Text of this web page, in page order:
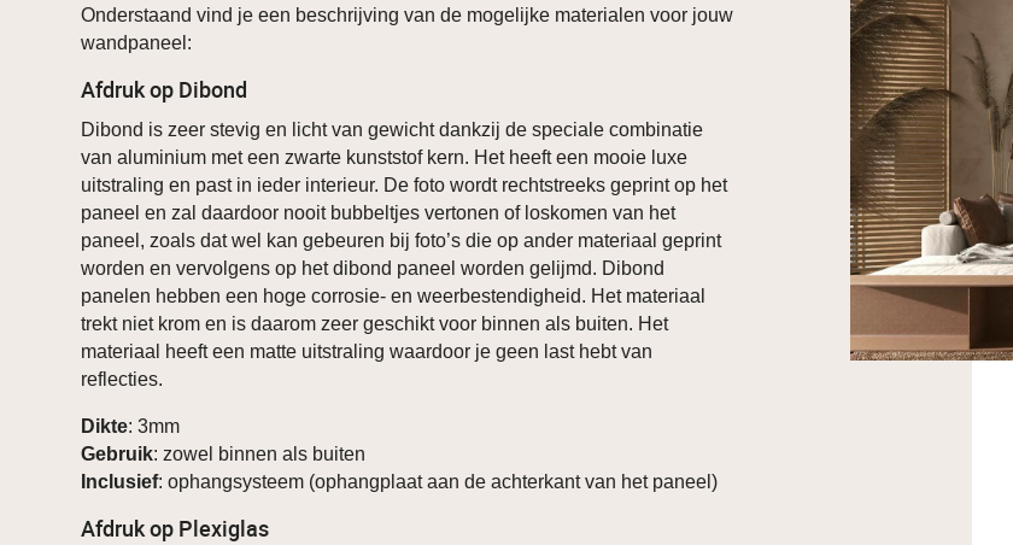
Onderstaand vind je een beschrijving van de mogelijke materialen voor jouw
wandpaneel:
Afdruk op Dibond
Dibond is zeer stevig en licht van gewicht dankzij de speciale combinatie
van aluminium met een zwarte kunststof kern. Het heeft een mooie luxe
uitstraling en past in ieder interieur. De foto wordt rechtstreeks geprint op het
paneel en zal daardoor nooit bubbeltjes vertonen of loskomen van het
paneel, zoals dat wel kan gebeuren bij foto’s die op ander materiaal geprint
worden en vervolgens op het dibond paneel worden gelijmd. Dibond
panelen hebben een hoge corrosie- en weerbestendigheid. Het materiaal
trekt niet krom en is daarom zeer geschikt voor binnen als buiten. Het
materiaal heeft een matte uitstraling waardoor je geen last hebt van
reflecties.
Dikte: 3mm
Gebruik: zowel binnen als buiten
Inclusief: ophangsysteem (ophangplaat aan de achterkant van het paneel)
Afdruk op Plexiglas